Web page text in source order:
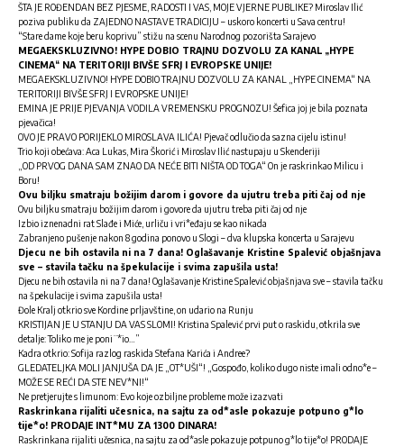
ŠTA JE ROĐENDAN BEZ PJESME, RADOSTI I VAS, MOJE VJERNE PUBLIKE? Miroslav Ilić
poziva publiku da ZAJEDNO NASTAVE TRADICIJU – uskoro koncerti u Sava centru!
“Stare dame koje beru koprivu” stižu na scenu Narodnog pozorišta Sarajevo
MEGAEKSKLUZIVNO! HYPE DOBIO TRAJNU DOZVOLU ZA KANAL „HYPE
CINEMA“ NA TERITORIJI BIVŠE SFRJ I EVROPSKE UNIJE!
MEGAEKSKLUZIVNO! HYPE DOBIO TRAJNU DOZVOLU ZA KANAL „HYPE CINEMA“ NA
TERITORIJI BIVŠE SFRJ I EVROPSKE UNIJE!
EMINA JE PRIJE PJEVANJA VODILA VREMENSKU PROGNOZU! Šefica joj je bila poznata
pjevačica!
OVO JE PRAVO PORIJEKLO MIROSLAVA ILIĆA! Pjevač odlučio da sazna cijelu istinu!
Trio koji obećava: Aca Lukas, Mira Škorić i Miroslav Ilić nastupaju u Skenderiji
„OD PRVOG DANA SAM ZNAO DA NEĆE BITI NIŠTA OD TOGA“ On je raskrinkao Milicu i
Boru!
Ovu biljku smatraju božijim darom i govore da ujutru treba piti čaj od nje
Ovu biljku smatraju božijim darom i govore da ujutru treba piti čaj od nje
Izbio iznenadni rat Slađe i Miće, urliču i vri*eđaju se kao nikada
Zabranjeno pušenje nakon 8 godina ponovo u Slogi – dva klupska koncerta u Sarajevu
Djecu ne bih ostavila ni na 7 dana! Oglašavanje Kristine Spalević objašnjava
sve – stavila tačku na špekulacije i svima zapušila usta!
Djecu ne bih ostavila ni na 7 dana! Oglašavanje Kristine Spalević objašnjava sve – stavila tačku
na špekulacije i svima zapušila usta!
Đole Kralj otkrio sve Kordine prljavštine, on udario na Runju
KRISTIJAN JE U STANJU DA VAS SLOMI! Kristina Spalević prvi put o raskidu, otkrila sve
detalje: Toliko me je poni¨*io…”
Kadra otkrio: Sofija razlog raskida Stefana Karića i Andree?
GLEDATELJKA MOLI JANJUŠA DA JE „OT*UŠI“! „Gospođo, koliko dugo niste imali odno*e –
MOŽE SE REĆI DA STE NEV*NI!“
Ne pretjerujte s limunom: Evo koje ozbiljne probleme može izazvati
Raskrinkana rijaliti učesnica, na sajtu za od*asle pokazuje potpuno g*lo
tije*o! PRODAJE INT*MU ZA 1300 DINARA!
Raskrinkana rijaliti učesnica, na sajtu za od*asle pokazuje potpuno g*lo tije*o! PRODAJE